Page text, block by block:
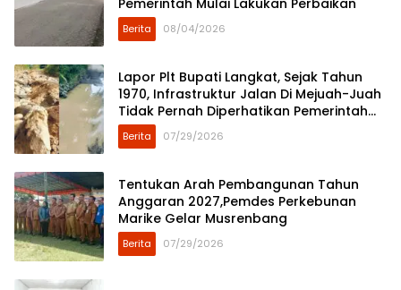
Pemerintah Mulai Lakukan Perbaikan
Berita 08/04/2026
Lapor Plt Bupati Langkat, Sejak Tahun
1970, Infrastruktur Jalan Di Mejuah-Juah
Tidak Pernah Diperhatikan Pemerintah
Kabupaten Langkat
Berita 07/29/2026
Tentukan Arah Pembangunan Tahun
Anggaran 2027,Pemdes Perkebunan
Marike Gelar Musrenbang
Berita 07/29/2026